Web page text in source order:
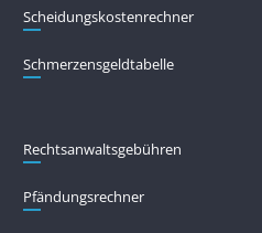
Scheidungskostenrechner
Schmerzensgeldtabelle
Rechtsanwaltsgebühren
Pfändungs­rechner